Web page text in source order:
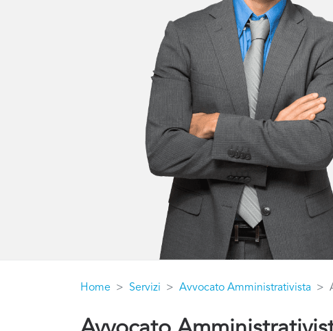
Home Servizi Avvocato Amministrativista